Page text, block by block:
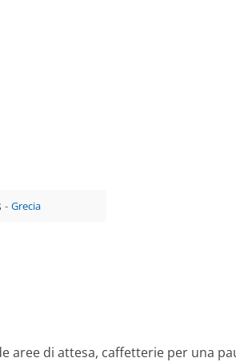
Grecia
aree di attesa, caffetterie per una